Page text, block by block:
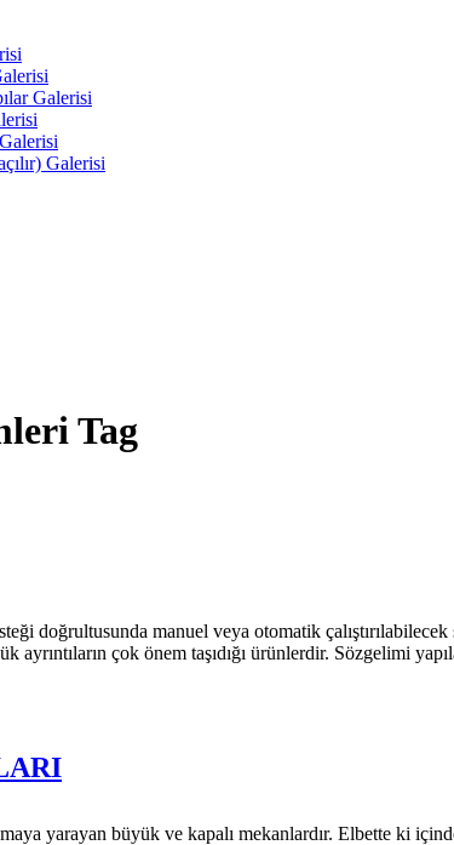
Galerisi
Galerisi
Tag
doğrultusunda manuel veya otomatik
ayrıntıların çok önem taşıdığı ürünlerdir. Sözgelimi
yarayan büyük ve kapalı mekanlardır. Elbette ki